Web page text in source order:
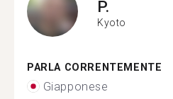
P.
Kyoto
PARLA CORRENTEMENTE
Giapponese